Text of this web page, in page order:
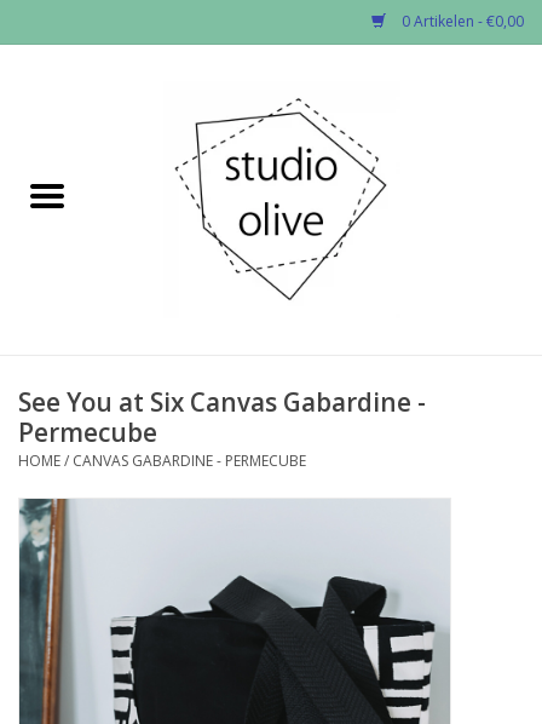
0 Artikelen - €0,00
✂︎Nieuw
Fournituren
Patronen
Workshops
Diy pakketten
Studio Olive inspireert....
See You at Six Canvas Gabardine -
Permecube
HOME/ CANVAS GABARDINE - PERMECUBE